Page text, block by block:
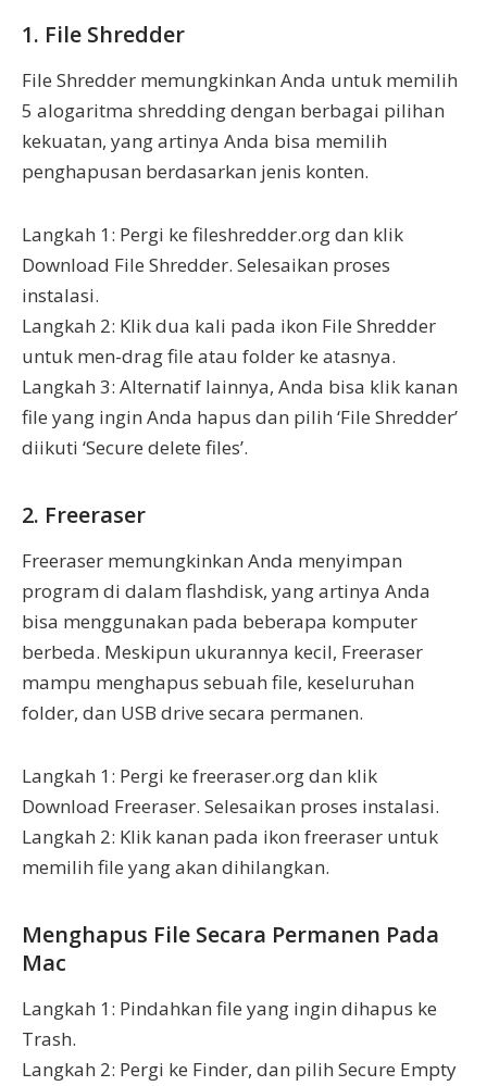
1. File Shredder
File Shredder memungkinkan Anda untuk memilih
5 alogaritma shredding dengan berbagai pilihan
kekuatan, yang artinya Anda bisa memilih
penghapusan berdasarkan jenis konten.
Langkah 1: Pergi ke fileshredder.org dan klik
Download File Shredder. Selesaikan proses
instalasi.
Langkah 2: Klik dua kali pada ikon File Shredder
untuk men-drag file atau folder ke atasnya.
Langkah 3: Alternatif lainnya, Anda bisa klik kanan
file yang ingin Anda hapus dan pilih ‘File Shredder’
diikuti ‘Secure delete files’.
2. Freeraser
Freeraser memungkinkan Anda menyimpan
program di dalam flashdisk, yang artinya Anda
bisa menggunakan pada beberapa komputer
berbeda. Meskipun ukurannya kecil, Freeraser
mampu menghapus sebuah file, keseluruhan
folder, dan USB drive secara permanen.
Langkah 1: Pergi ke freeraser.org dan klik
Download Freeraser. Selesaikan proses instalasi.
Langkah 2: Klik kanan pada ikon freeraser untuk
memilih file yang akan dihilangkan.
Menghapus File Secara Permanen Pada
Mac
Langkah 1: Pindahkan file yang ingin dihapus ke
Trash.
Langkah 2: Pergi ke Finder, dan pilih Secure Empty